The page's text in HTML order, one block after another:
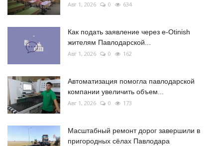
Авг 1, 2026 0 634
Как подать заявление через e-Otinish
жителям Павлодарской...
Авг 1, 2026 0 162
Автоматизация помогла павлодарской
компании увеличить объем...
Авг 1, 2026 0 173
Масштабный ремонт дорог завершили в
пригородных сёлах Павлодара